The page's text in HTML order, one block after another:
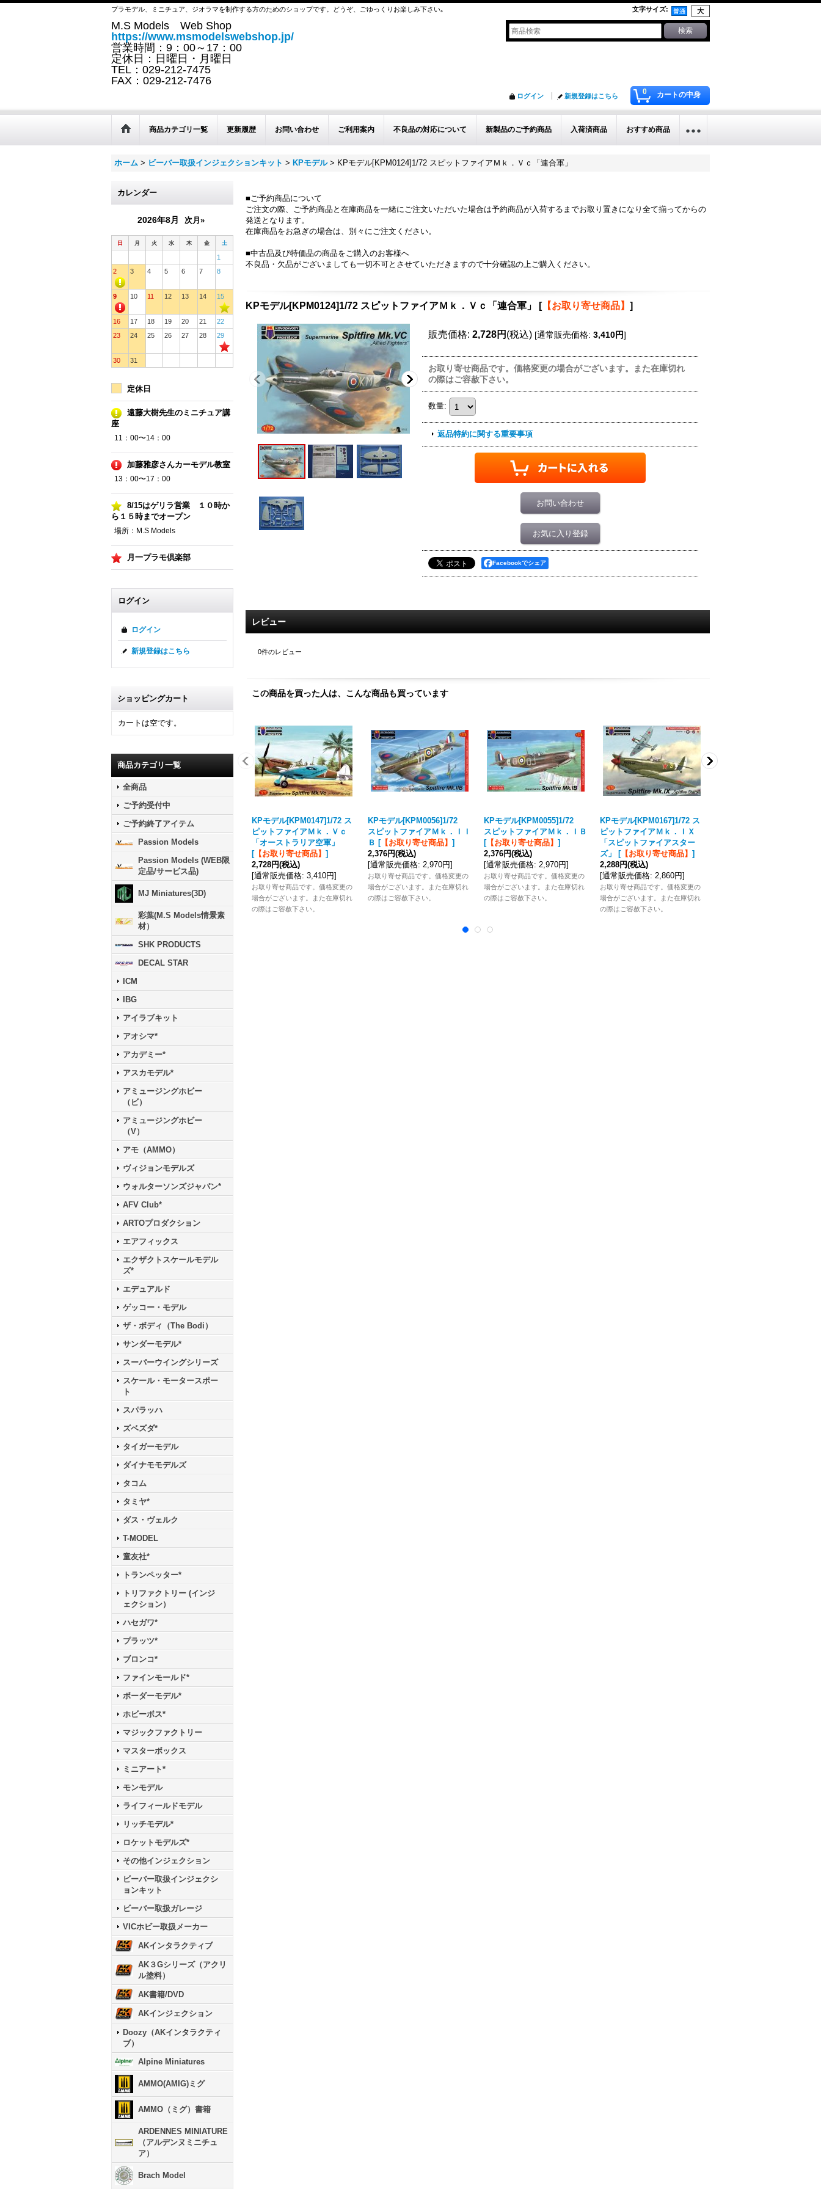
プラモデル、ミニチュア、ジオラマを制作する方のためのショップです。どうぞ、ごゆっくりお楽しみ下さい｡ 文字サイズ:
M.S Models Web Shop
https://www.msmodelswebshop.jp/
営業時間：9：00～17：00
定休日：日曜日・月曜日
TEL：029-212-7475
FAX：029-212-7476
0 カートの中身
ログイン 新規登録はこちら
商品カテゴリ一覧 更新履歴 お問い合わせ ご利用案内 不良品の対応について 新製品のご予約商品 入荷済商品 おすすめ商品
ホーム > ビーバー取扱インジェクションキット > KPモデル > KPモデル[KPM0124]1/72 スピットファイアＭｋ．Ｖｃ「連合軍」
カレンダー
2026年8月 次月»
日 月 火 水 木 金 土
1
2
3 4 5 6 7 8
9 10 11 12 13 14 15
16 17 18 19 20 21
22
23
24 25 26 27 28 29
30 31
定休日
遠藤大樹先生のミニチュア講
座
11：00〜14：00
加藤雅彦さんカーモデル教室
13：00〜17：00
8/15はゲリラ営業 １０時か
ら１５時までオープン
場所：M.S Models
月一プラモ倶楽部
ログイン
ログイン
新規登録はこちら
ショッピングカート
カートは空です。
商品カテゴリ一覧
全商品
ご予約受付中
ご予約終了アイテム
Passion Models
Passion Models (WEB限
定品/サービス品)
MJ Miniatures(3D)
彩葉(M.S Models情景素
材）
SHK PRODUCTS
DECAL STAR
ICM
IBG
アイラブキット
アオシマ*
アカデミー*
アスカモデル*
アミュージングホビー
（ビ）
アミュージングホビー
（V）
アモ（AMMO）
ヴィジョンモデルズ
ウォルターソンズジャパン*
AFV Club*
ARTOプロダクション
エアフィックス
エクザクトスケールモデル
ズ*
エデュアルド
ゲッコー・モデル
ザ・ボディ（The Bodi）
サンダーモデル*
スーパーウイングシリーズ
スケール・モータースポー
ト
スパラッハ
ズベズダ*
タイガーモデル
ダイナモモデルズ
タコム
タミヤ*
ダス・ヴェルク
T-MODEL
童友社*
トランペッター*
トリファクトリー (インジ
ェクション）
ハセガワ*
プラッツ*
ブロンコ*
ファインモールド*
ボーダーモデル*
ホビーボス*
マジックファクトリー
マスターボックス
ミニアート*
モンモデル
ライフィールドモデル
リッチモデル*
ロケットモデルズ*
その他インジェクション
ビーバー取扱インジェクシ
ョンキット
ビーバー取扱ガレージ
VICホビー取扱メーカー
AKインタラクティブ
AK３Gシリーズ（アクリ
ル塗料）
AK書籍/DVD
AKインジェクション
Doozy（AKインタラクティ
ブ）
Alpine Miniatures
AMMO(AMIG)ミグ
AMMO（ミグ）書籍
ARDENNES MINIATURE
（アルデンヌミニチュ
ア）
Brach Model
■ご予約商品について
ご注文の際、ご予約商品と在庫商品を一緒にご注文いただいた場合は予約商品が入荷するまでお取り置きになり全て揃ってからの
発送となります。
在庫商品をお急ぎの場合は、別々にご注文ください。
■中古品及び特価品の商品をご購入のお客様へ
不良品・欠品がございましても一切不可とさせていただきますので十分確認の上ご購入ください。
KPモデル[KPM0124]1/72 スピットファイアＭｋ．Ｖｃ「連合軍」 [【お取り寄せ商品】 ]
販売価格: 2,728円 (税込) [通常販売価格: 3,410円]
お取り寄せ商品です。価格変更の場合がございます。また在庫切れ
の際はご容赦下さい。
数量:
返品特約に関する重要事項
お問い合わせ
お気に入り登録
Facebookでシェア
レビュー
0件のレビュー
この商品を買った人は、こんな商品も買っています
KPモデル[KPM0147]1/72 ス
ピットファイアＭｋ．Ｖｃ
「オーストラリア空軍」
[【お取り寄せ商品】 ]
2,728円(税込)
[通常販売価格: 3,410円]
お取り寄せ商品です。価格変更の
場合がございます。また在庫切れ
の際はご容赦下さい。
KPモデル[KPM0056]1/72
スピットファイアＭｋ．ＩＩ
Ｂ [【お取り寄せ商品】 ]
2,376円(税込)
[通常販売価格: 2,970円]
お取り寄せ商品です。価格変更の
場合がございます。また在庫切れ
の際はご容赦下さい。
KPモデル[KPM0055]1/72
スピットファイアＭｋ．ＩＢ
[【お取り寄せ商品】 ]
2,376円(税込)
[通常販売価格: 2,970円]
お取り寄せ商品です。価格変更の
場合がございます。また在庫切れ
の際はご容赦下さい。
KPモデル[KPM0167]1/72 ス
ピットファイアＭｋ．ＩＸ
「スピットファイアスター
ズ」
[【お取り寄せ商品】 ]
2,288円(税込)
[通常販売価格: 2,860円]
お取り寄せ商品です。価格変更の
場合がございます。また在庫切れ
の際はご容赦下さい。